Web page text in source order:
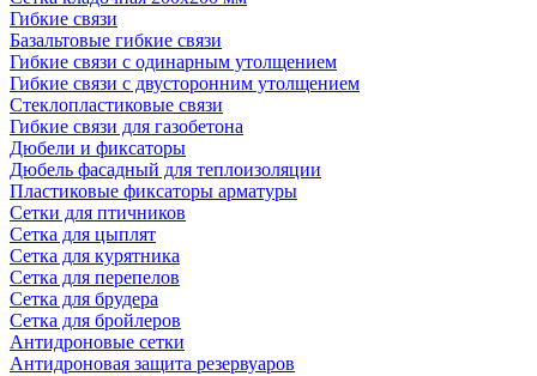
Гибкие связи
Базальтовые гибкие связи
Гибкие связи с одинарным утолщением
Гибкие связи с двусторонним утолщением
Стеклопластиковые связи
Гибкие связи для газобетона
Дюбели и фиксаторы
Дюбель фасадный для теплоизоляции
Пластиковые фиксаторы арматуры
Сетки для птичников
Сетка для цыплят
Сетка для курятника
Сетка для перепелов
Сетка для брудера
Сетка для бройлеров
Антидроновые сетки
Антидроновая защита резервуаров